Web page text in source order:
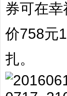
券可在
价758元
扎。